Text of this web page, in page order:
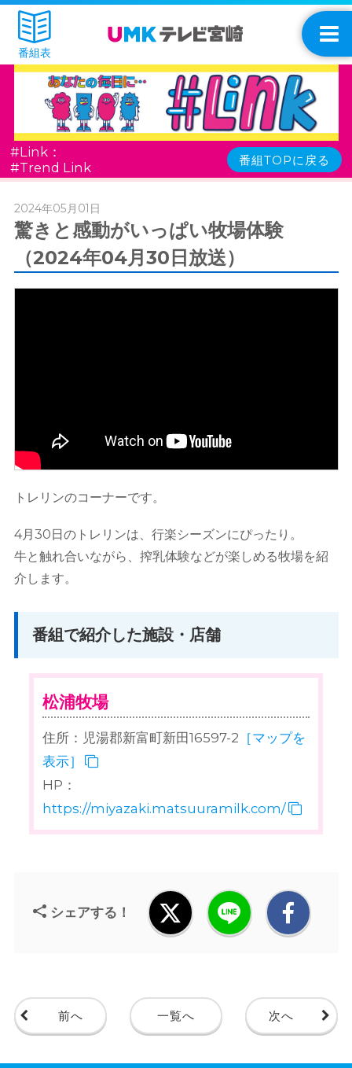
番組表
#Link：
#Trend Link
番組TOPに戻る
2024年05月01日
驚きと感動がいっぱい牧場体験
（2024年04月30日放送）
トレリンのコーナーです。
4月30日のトレリンは、行楽シーズンにぴったり。
牛と触れ合いながら、搾乳体験などが楽しめる牧場を紹
介します。
番組で紹介した施設・店舗
松浦牧場
住所：児湯郡新富町新田16597-2 ［マップを
表示］
HP：
https://miyazaki.matsuuramilk.com/
シェアする！
前へ 一覧へ 次へ